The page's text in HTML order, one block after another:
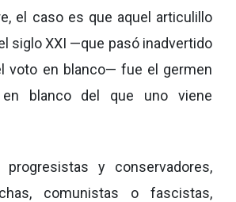
el caso es que aquel articulillo
siglo XXI —que pasó inadvertido
voto en blanco— fue el germen
blanco del que uno viene
progresistas y conservadores,
comunistas o fascistas,